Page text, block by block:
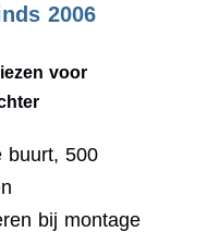
2006
voor
buurt, 500
bij montage